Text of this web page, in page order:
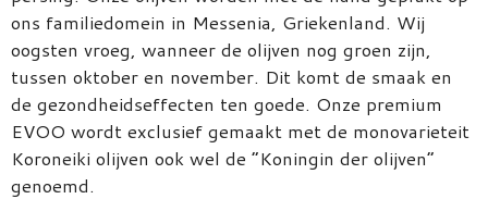
ons familiedomein in Messenia, Griekenland. Wij
oogsten vroeg, wanneer de olijven nog groen zijn,
tussen oktober en november. Dit komt de smaak en
de gezondheidseffecten ten goede. Onze premium
EVOO wordt exclusief gemaakt met de monovarieteit
Koroneiki olijven ook wel de “Koningin der olijven”
genoemd.